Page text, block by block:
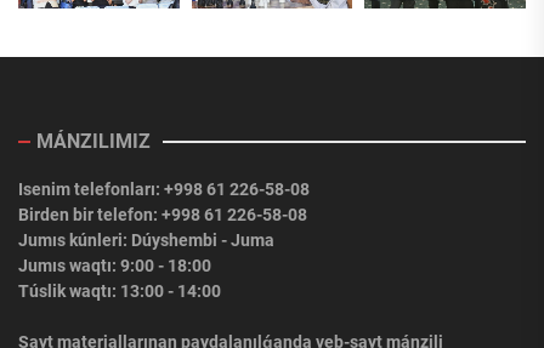
MÁNZILIMIZ
Isenim telefonları: +998 61 226-58-08
Birden bir telefon: +998 61 226-58-08
Jumıs kúnleri: Dúyshembi - Juma
Jumıs waqtı: 9:00 - 18:00
Túslik waqtı: 13:00 - 14:00
Sayt materiallarınan paydalanılǵanda veb-sayt mánzili